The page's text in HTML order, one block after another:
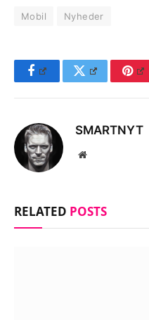
Mobil Nyheder
FacebookTwitter
SMARTNYT
Website
RELATED POSTS